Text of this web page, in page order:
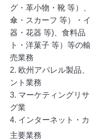
グ・革小物・靴 等）
傘・スカーフ 等）・
器・花器 等)、食料品
ト・洋菓子 等）等の
売業務
2. 欧州アパレル製品
ント業務
3. マーケティングリ
グ業
4. インターネット・
主要業務